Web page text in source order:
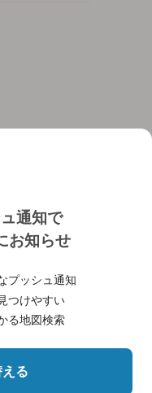
通知で
お知らせ
プッシュ通知
つけやすい
る地図検索
る
利用規約
採用情報
Ltd.